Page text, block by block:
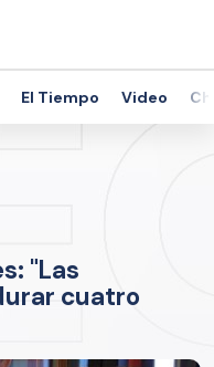
El Tiempo Video
"Las
cuatro